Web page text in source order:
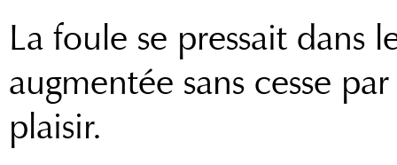
La foule se pressait dans
augmentée sans cesse
plaisir.